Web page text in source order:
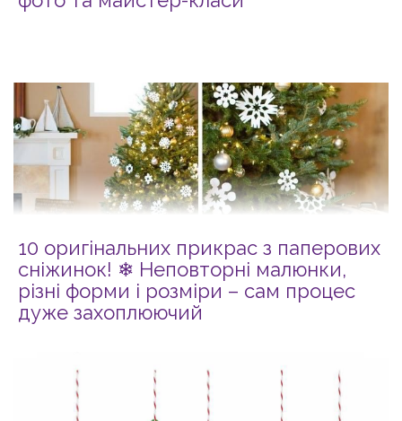
10 оригінальних прикрас з паперових
сніжинок! ❄ Неповторні малюнки,
різні форми і розміри – сам процес
дуже захоплюючий